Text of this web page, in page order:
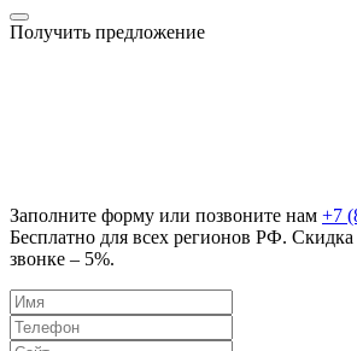
Получить предложение
Заполните форму или позвоните нам +7
Бесплатно для всех регионов РФ.
звонке – 5%.